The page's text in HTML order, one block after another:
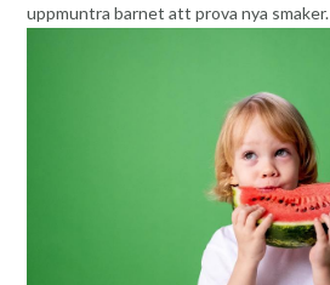
uppmuntra barnet att prova nya smaker.